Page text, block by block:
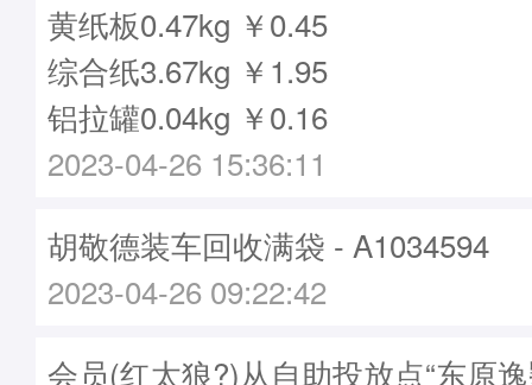
黄纸板0.47kg ￥0.45
综合纸3.67kg ￥1.95
铝拉罐0.04kg ￥0.16
2023-04-26 15:36:11
胡敬德装车回收满袋 - A1034594
2023-04-26 09:22:42
会员(红太狼?)从自助投放点“东原